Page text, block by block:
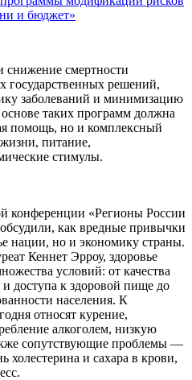
и бюджет»
смертности
государственных решений,
заболеваний и минимизацию
таких программ должна
помощь, но и комплексный
питание,
стимулы.
конференции «Регионы России
как вредные привычки
нации, но и экономику страны.
Кеннет Эрроу, здоровье
условий: от качества
доступа к здоровой пище до
населения. К
относят курение,
алкоголем, низкую
сопутствующие проблемы —
и сахара в крови,